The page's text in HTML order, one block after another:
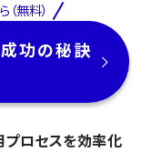
無料）
功の秘訣
プロセスを効率化